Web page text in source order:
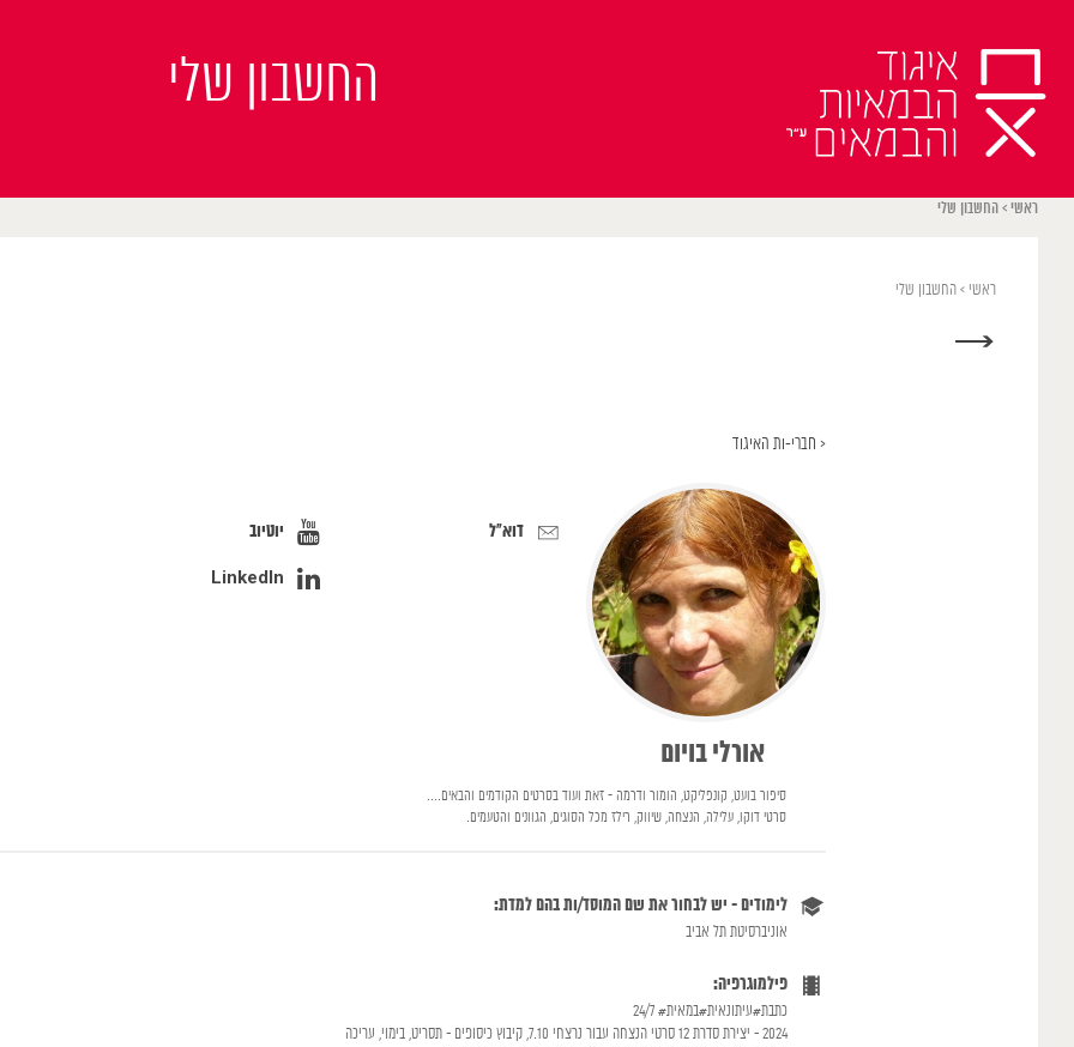
החשבון שלי
ראשי > החשבון שלי
ראשי > החשבון שלי
→
< חברי-ות האיגוד
אורלי בויום
סיפור בועט, קונפליקט, הומור ודרמה - זאת ועוד בסרטים הקודמים והבאים....
סרטי דוקו, עלילה, הנצחה, שיווק, רילז מכל הסוגים, הגוונים והטעמים.
דוא"ל יוטיוב
LinkedIn
לימודים - יש לבחור את שם המוסד/ות בהם למדת:
אוניברסיטת תל אביב
פילמוגרפיה:
כתבת#עיתונאית#במאית# 24/7
2024 - יצירת סדרת 12 סרטי הנצחה עבור נרצחי 7.10, קיבוץ כיסופים - תסריט, בימוי, עריכה